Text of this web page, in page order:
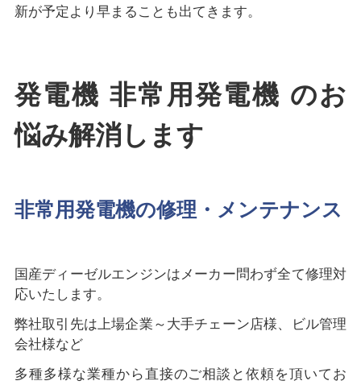
新が予定より早まることも出てきます。
発電機 非常用発電機 のお
悩み解消します
非常用発電機の修理・メンテナンス
国産ディーゼルエンジンはメーカー問わず全て修理対
応いたします。
弊社取引先は上場企業～大手チェーン店様、ビル管理
会社様など
多種多様な業種から直接のご相談と依頼を頂いてお